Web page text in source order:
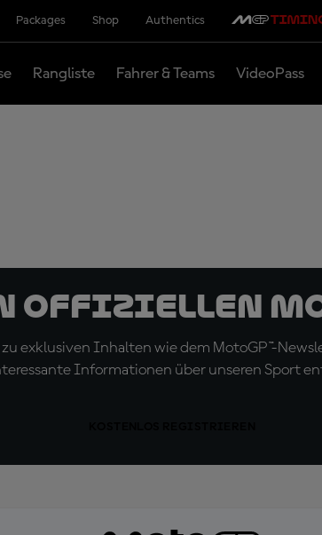
Packages Shop Authentics
Rangliste Fahrer & Teams VideoPass
offiziellen
exklusiven Inhalten wie dem MotoGP™-
Informationen über unseren Sport